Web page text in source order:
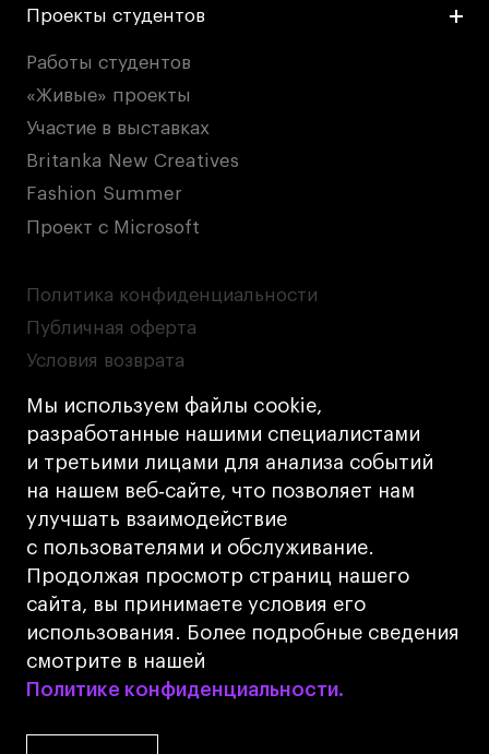
Мы используем файлы cookie,
разработанные нашими специалистами
и третьими лицами для анализа событий
на нашем веб‑сайте, что позволяет нам
улучшать взаимодействие
с пользователями и обслуживание.
Продолжая просмотр страниц нашего
сайта, вы принимаете условия его
использования. Более подробные сведения
смотрите в нашей
Политике конфиденциальности.
Политике конфиденциальности.
Проекты студентов
Работы студентов
«Живые» проекты
Участие в выставках
Britanka New Creatives
Fashion Summer
Проект с Microsoft
© 2026 БВШД
Политика конфиденциальности
Публичная оферта
Условия возврата
Кредит на образование с господдержкой
Лицензия на осуществление образовательной
деятельности АНО ВО «Универсальный
Университет»
Карта сайта
Дизайн
Разработка